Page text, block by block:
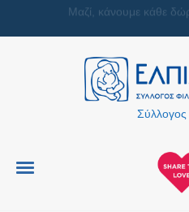
Μαζί, κάνουμε κάθε